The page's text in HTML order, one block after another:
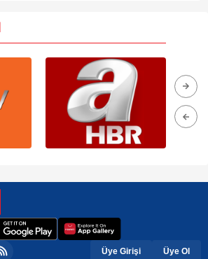
Üye Girişi Üye Ol